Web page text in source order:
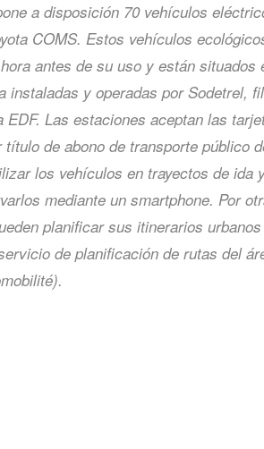
a disposición 70 vehículos
COMS. Estos vehículos
antes de su uso y están situados
instaladas y operadas por Sodetrel,
EDF. Las estaciones aceptan las
de abono de transporte público
los vehículos en trayectos de ida
mediante un smartphone. Por
planificar sus itinerarios
de planificación de rutas del